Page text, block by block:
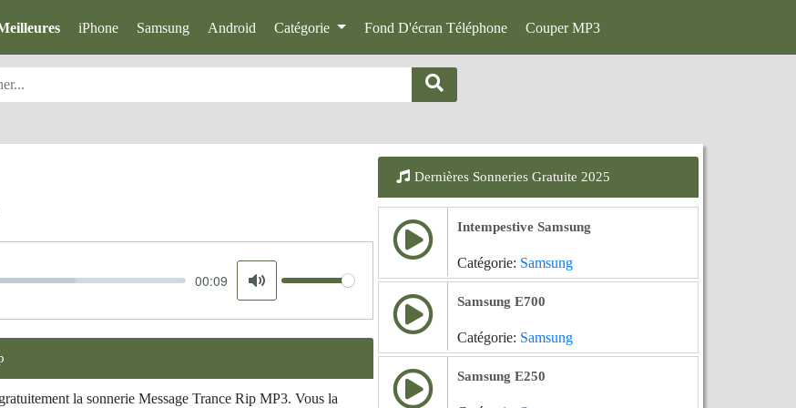
iPhone Samsung Android Catégorie Fond D'écran Téléphone Couper MP3
00:09
Mute
Volume
la sonnerie Message Trance Rip MP3. Vous la
Dernières Sonneries Gratuite 2025
Intempestive Samsung
Catégorie: Samsung
Samsung E700
Catégorie: Samsung
Samsung E250